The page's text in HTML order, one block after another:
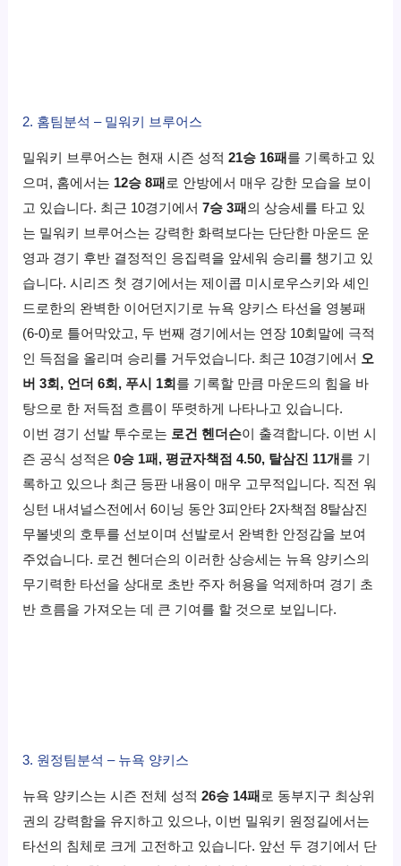
2. 홈팀분석 – 밀워키 브루어스
밀워키 브루어스는 현재 시즌 성적21승 16패 를 기록하고 있
으며, 홈에서는 12승 8패 로 안방에서 매우 강한 모습을 보이
고 있습니다. 최근 10경기에서7승 3패 의 상승세를 타고 있
는 밀워키 브루어스는 강력한 화력보다는 단단한 마운드 운
영과 경기 후반 결정적인 응집력을 앞세워 승리를 챙기고 있
습니다. 시리즈 첫 경기에서는 제이콥 미시로우스키와 셰인
드로한의 완벽한 이어던지기로 뉴욕 양키스 타선을 영봉패
(6-0)로 틀어막았고, 두 번째 경기에서는 연장 10회말에 극적
인 득점을 올리며 승리를 거두었습니다. 최근 10경기에서 오
버 3회, 언더 6회, 푸시 1회 를 기록할 만큼 마운드의 힘을 바
탕으로 한 저득점 흐름이 뚜렷하게 나타나고 있습니다.
이번 경기 선발 투수로는 로건 헨더슨이 출격합니다. 이번 시
즌 공식 성적은0승 1패, 평균자책점 4.50, 탈삼진 11개 를 기
록하고 있으나 최근 등판 내용이 매우 고무적입니다. 직전 워
싱턴 내셔널스전에서 6이닝 동안 3피안타 2자책점 8탈삼진
무볼넷의 호투를 선보이며 선발로서 완벽한 안정감을 보여
주었습니다. 로건 헨더슨의 이러한 상승세는 뉴욕 양키스의
무기력한 타선을 상대로 초반 주자 허용을 억제하며 경기 초
반 흐름을 가져오는 데 큰 기여를 할 것으로 보입니다.
3. 원정팀분석 – 뉴욕 양키스
뉴욕 양키스는 시즌 전체 성적26승 14패 로 동부지구 최상위
권의 강력함을 유지하고 있으나, 이번 밀워키 원정길에서는
타선의 침체로 크게 고전하고 있습니다. 앞선 두 경기에서 단